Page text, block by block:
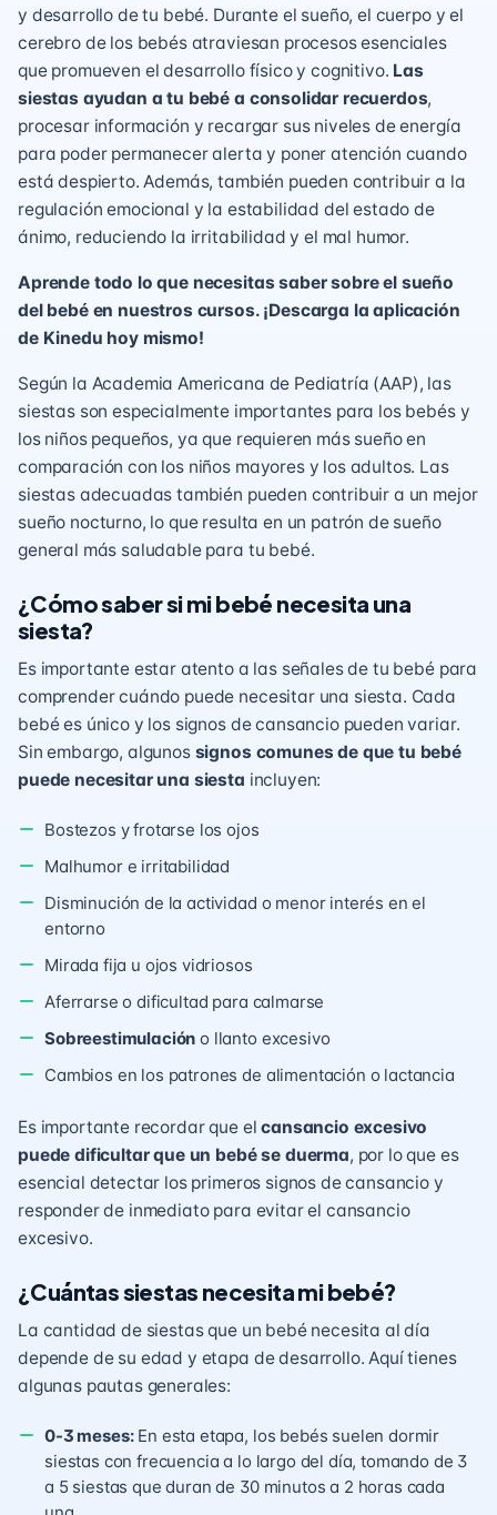
y desarrollo de tu bebé. Durante el sueño, el cuerpo y el
cerebro de los bebés atraviesan procesos esenciales
que promueven el desarrollo físico y cognitivo. Las
siestas ayudan a tu bebé a consolidar recuerdos,
procesar información y recargar sus niveles de energía
para poder permanecer alerta y poner atención cuando
está despierto. Además, también pueden contribuir a la
regulación emocional y la estabilidad del estado de
ánimo, reduciendo la irritabilidad y el mal humor.
Aprende todo lo que necesitas saber sobre el sueño
del bebé en nuestros cursos. ¡Descarga la aplicación
de Kinedu hoy mismo!
Según la Academia Americana de Pediatría (AAP), las
siestas son especialmente importantes para los bebés y
los niños pequeños, ya que requieren más sueño en
comparación con los niños mayores y los adultos. Las
siestas adecuadas también pueden contribuir a un mejor
sueño nocturno, lo que resulta en un patrón de sueño
general más saludable para tu bebé.
¿Cómo saber si mi bebé necesita una
siesta?
Es importante estar atento a las señales de tu bebé para
comprender cuándo puede necesitar una siesta. Cada
bebé es único y los signos de cansancio pueden variar.
Sin embargo, algunos signos comunes de que tu bebé
puede necesitar una siesta incluyen:
Bostezos y frotarse los ojos
Malhumor e irritabilidad
Disminución de la actividad o menor interés en el
entorno
Mirada fija u ojos vidriosos
Aferrarse o dificultad para calmarse
Sobreestimulación o llanto excesivo
Cambios en los patrones de alimentación o lactancia
Es importante recordar que elcansancio excesivo
puede dificultar que un bebé se duerma, por lo que es
esencial detectar los primeros signos de cansancio y
responder de inmediato para evitar el cansancio
excesivo.
¿Cuántas siestas necesita mi bebé?
La cantidad de siestas que un bebé necesita al día
depende de su edad y etapa de desarrollo. Aquí tienes
algunas pautas generales:
0-3 meses:En esta etapa, los bebés suelen dormir
siestas con frecuencia a lo largo del día, tomando de 3
a 5 siestas que duran de 30 minutos a 2 horas cada